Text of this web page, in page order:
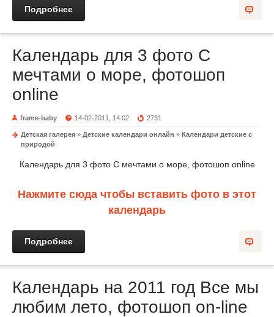
Подробнее
Календарь для 3 фото С
мечтами о море, фотошоп
online
frame-baby 14-02-2011, 14:02 2731
Детская галерея » Детские календари онлайн » Календари детские с
природой
Календарь для 3 фото С мечтами о море, фотошоп online
Нажмите сюда чтобы вставить фото в этот
календарь
Подробнее
Календарь на 2011 год Все мы
любим лето, фотошоп on-line